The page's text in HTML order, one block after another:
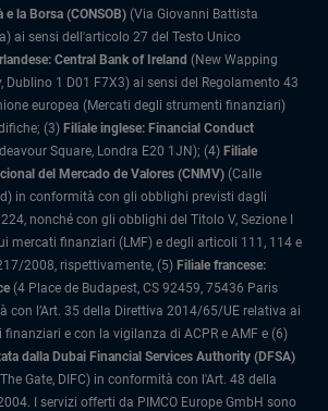
la Borsa (CONSOB) (Via Giovanni Battista
ai sensi dell'articolo 27 del Testo Unico
Central Bank of Ireland (New Wapping
Dublino 1 D01 F7X3) ai sensi del Regolamento 43
europea (Mercati degli strumenti finanziari)
(3) Filiale inglese: Financial Conduct
Square, Londra E20 1JN); (4) Filiale
del Mercado de Valores (CNMV) (Calle
in conformità con gli obblighi previsti dagli
nonché con gli obblighi del Titolo V, Sezione I
mercati finanziari (LMF) e degli articoli 111, 114 e
2008, rispettivamente, (5) Filiale francese:
(4 Place de Budapest, CS 92459, 75436 Paris
con l’Art. 35 della Direttiva 2014/65/UE relativa ai
e con la vigilanza di ACPR e AMF e (6)
dalla Dubai Financial Services Authority (DFSA)
Gate, DIFC) in conformità con l'Art. 48 della
I servizi offerti da PIMCO Europe GmbH sono